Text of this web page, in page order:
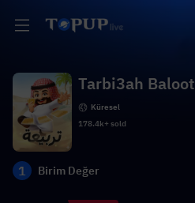
Tarbi3ah Baloot
Küresel
178.4k+ sold
1 Birim Değer